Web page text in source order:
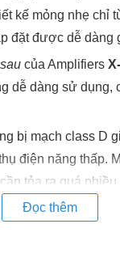
kế mỏng nhẹ chỉ
đặt được dễ dàng
sau của Amplifiers
dễ dàng sử dụng,
bị mạch class D
điện năng thấp.
tỏa ra quá
hiệu quảđem đến
Đọc thêm